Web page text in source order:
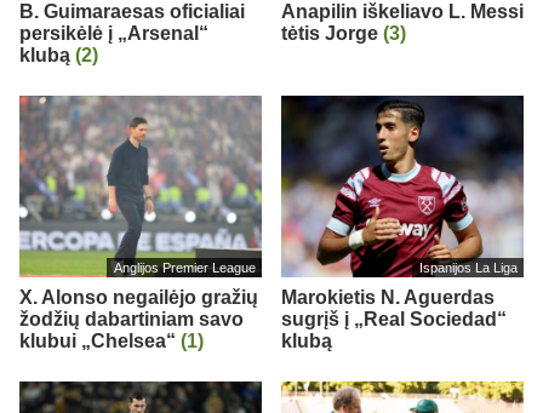
B. Guimaraesas oficialiai
persikėlė į „Arsenal“
klubą (2)
Anapilin iškeliavo L. Messi
tėtis Jorge (3)
Anglijos Premier League
X. Alonso negailėjo gražių
žodžių dabartiniam savo
klubui „Chelsea“ (1)
Ispanijos La Liga
Marokietis N. Aguerdas
sugrįš į „Real Sociedad“
klubą